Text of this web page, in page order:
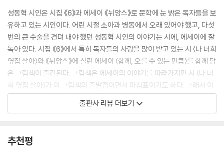
성동혁 시인은 시집 《6》과 에세이 《뉘앙스》로 문학에 눈 밝은 독자들을 보
유하고 있는 시인이다. 어린 시절 소아과 병동에서 오래 있어야 했고, 다섯
번의 큰 수술을 견뎌 내야 했던 성동혁 시인의 이야기는 시에, 에세이에 잘
녹아 있다. 시집 《6》에서 특히 독자들의 사랑을 많이 받고 있는 시 〈나 너희
옆집 살아〉와 《뉘앙스》에 실린 에세이 〈함께, 오를 수 있는 만큼〉를 함께 담
은 그림책이 출간된다. 그림책은 에세이의 이야기를 따라가지만 시 〈나 너
희 옆집 살아〉가 이 그림책의 출발점이면서 마침표이기도 하다. 그래서 이
두 이야기는 떼려야 뗄 수 없는 한 주머니에서 나온 이야기이다. 두 이야기
가 그림책을 만나 하나가 되었다. 그림책 《그건, 고래》로 2025 볼로냐국
출판사 리뷰 더보기
추천평